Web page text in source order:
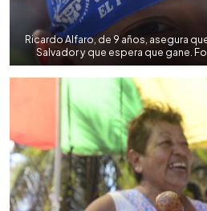
Ricardo Alfaro, de 9 años, asegura
Salvador y que espera que gane.